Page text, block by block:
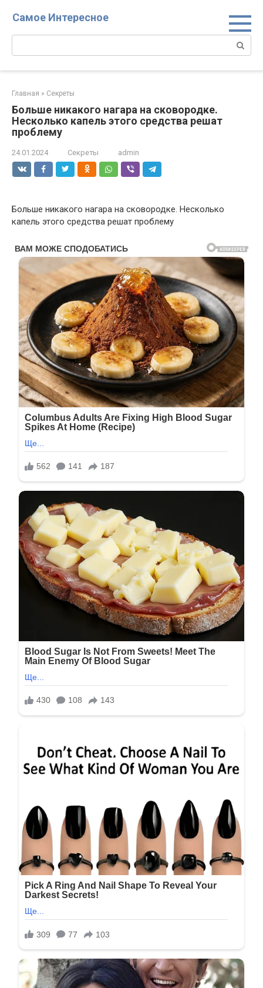
Самое Интересное
Поиск:
Главная » Секреты
Больше никакого нагара на сковородке.
Несколько капель этого средства решат
проблему
24.01.2024 Секреты admin
Больше никакого нагара на сковородке. Несколько
капель этого средства решат проблему